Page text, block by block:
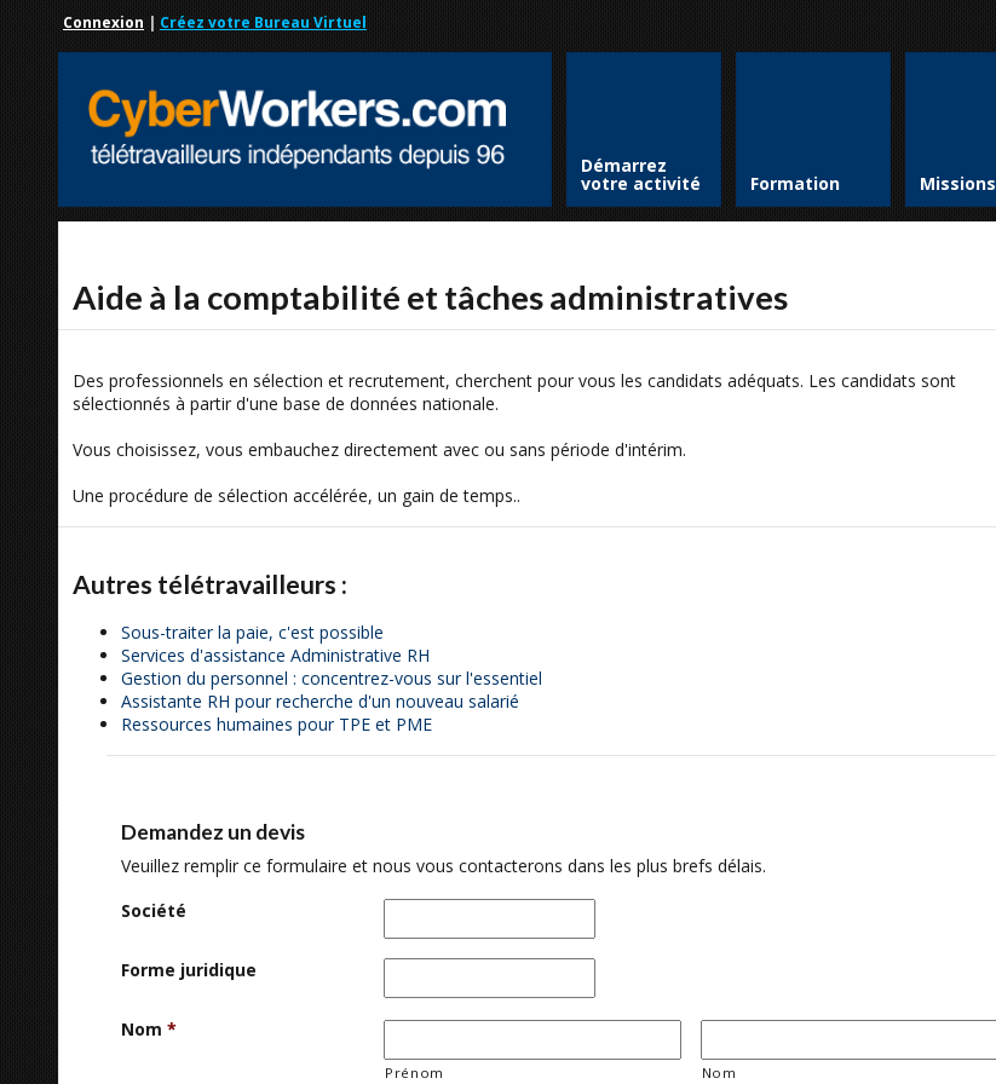
Connexion | Créez votre Bureau Virtuel
Démarrez
votre activité Formation Missions
Aide à la comptabilité et tâches administratives
Des professionnels en sélection et recrutement, cherchent pour vous les candidats adéquats. Les candidats sont
sélectionnés à partir d'une base de données nationale.
Vous choisissez, vous embauchez directement avec ou sans période d'intérim.
Une procédure de sélection accélérée, un gain de temps..
Autres télétravailleurs :
Sous-traiter la paie, c'est possible
Services d'assistance Administrative RH
Gestion du personnel : concentrez-vous sur l'essentiel
Assistante RH pour recherche d'un nouveau salarié
Ressources humaines pour TPE et PME
Demandez un devis
Veuillez remplir ce formulaire et nous vous contacterons dans les plus brefs délais.
Société
Forme juridique
Nom *
Prénom Nom